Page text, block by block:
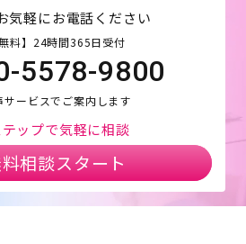
気軽にお電話ください
無料】24時間365日受付
5578-9800
サービスでご案内します
ップで気軽に相談
相談スタート